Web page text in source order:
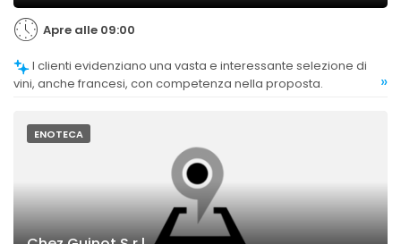
Apre alle 09:00
vini, anche francesi, con competenza nella proposta.
»
ENOTECA